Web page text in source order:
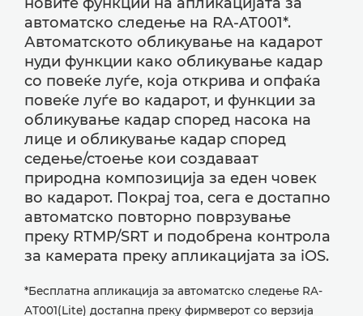
автоматско следење на RA-AT001*.
Автоматското обликување на кадарот
нуди функции како обликување кадар
со повеќе луѓе, која открива и опфаќа
повеќе луѓе во кадарот, и функции за
обликување кадар според насока на
лице и обликување кадар според
седење/стоење кои создаваат
природна композиција за еден човек
во кадарот. Покрај тоа, сега е достапно
автоматско повторно поврзување
преку RTMP/SRT и подобрена контрола
за камерата преку апликацијата за iOS.
*Бесплатна апликација за автоматско следење RA-
AT001(Lite) достапна преку фирмверот со верзија